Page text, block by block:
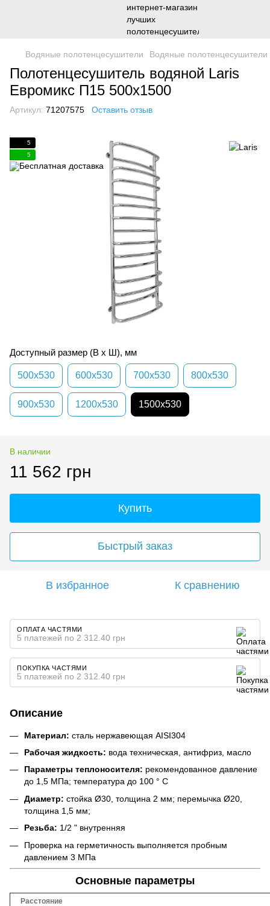
Водяные полотенцесушители Водяные полотенцесушители
Полотенцесушитель водяной Laris
Евромикс П15 500х1500
Артикул: 71207575 Оставить отзыв
5
5
Доступный размер (В х Ш), мм
500х530 600x530 700х530 800х530
900х530 1200х530 1500х530
В наличии
11 562 грн
Купить
Быстрый заказ
В избранное К сравнению
ОПЛАТА ЧАСТЯМИ
5 платежей по 2 312.40 грн
ПОКУПКА ЧАСТЯМИ
5 платежей по 2 312.40 грн
Описание
Материал: сталь нержавеющая AISI304
Рабочая жидкость: вода техническая, антифриз, масло
Параметры теплоносителя: рекомендованное давление
до 1,5 МПа; температура до 100 ° С
Диаметр: стойка Ø30, толщина 2 мм; перемычка Ø20,
толщина 1,5 мм;
Резьба: 1/2 " внутренняя
Проверка на герметичность выполняется пробным
давлением 3 МПа
Основные параметры
Расстояние